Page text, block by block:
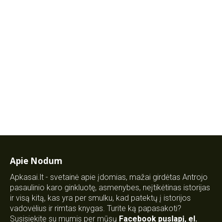
Apie Nodum
Apkasai.lt - svetainė apie įdomias, mažai girdėtas Antrojo
pasaulinio karo ginkluotę, asmenybes, neįtikėtinas istorijas
ir visą kitą, kas yra per smulku, kad patektų į istorijos
vadovėlius ir rimtas knygas. Turite ką papasakoti?
Susisiekite su mumis per mūsų Facebook puslapį, el.